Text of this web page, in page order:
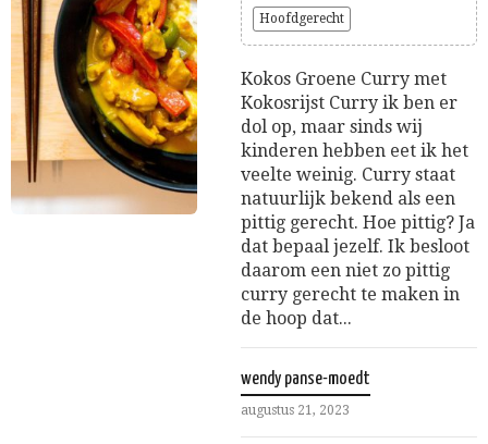
Hoofdgerecht
Kokos Groene Curry met
Kokosrijst Curry ik ben er
dol op, maar sinds wij
kinderen hebben eet ik het
veelte weinig. Curry staat
natuurlijk bekend als een
pittig gerecht. Hoe pittig? Ja
dat bepaal jezelf. Ik besloot
daarom een niet zo pittig
curry gerecht te maken in
de hoop dat...
wendy panse-moedt
augustus 21, 2023